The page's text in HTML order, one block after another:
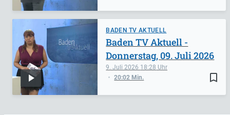
BADEN TV AKTUELL
bookmark_border
9. Juli 2026 18:28
20:02 Min.
Baden TV Aktuell -
Donnerstag, 09. Juli 2026